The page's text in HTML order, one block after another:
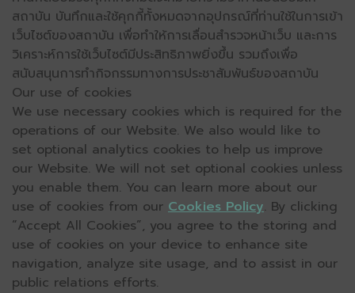
สถาบัน บันทึกและใช้คุกกี้ทั้งหมดจากอุปกรณ์ที่ท่านใช้ในการเข้า
เว็บไซต์ของสถาบัน เพื่อทำให้การเลื่อนสำรวจหน้าเว็บ และการ
วิเคราะห์การใช้เว็บไซต์มีประสิทธิภาพยิ่งขึ้น รวมถึงเพื่อ
สนับสนุนการทำกิจกรรมทางการประชาสัมพันธ์ของสถาบัน
Our use of cookies
We use necessary cookies which is required for the
operations of our Website. We also would like to
set optional analytics cookies to help us improve
our Website. We will not set optional cookies unless
you enable them. You can learn more about our
use of cookies from our Cookies Policy. By clicking
“Accept All Cookies”, you agree to the storing and
use of cookies on your device to enhance site
navigation, analyze site usage, and to assist in our
public relations efforts.